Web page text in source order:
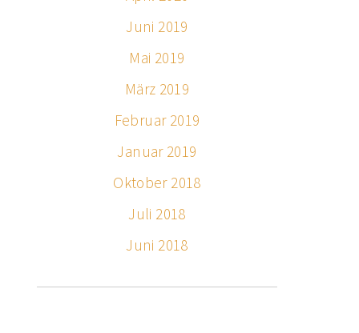
Juni 2019
Mai 2019
März 2019
Februar 2019
Januar 2019
Oktober 2018
Juli 2018
Juni 2018